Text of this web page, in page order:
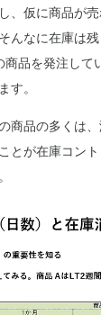
、仮に商品が
んなに在庫は
品を発注して
す。
商品の多くは
とが在庫コン